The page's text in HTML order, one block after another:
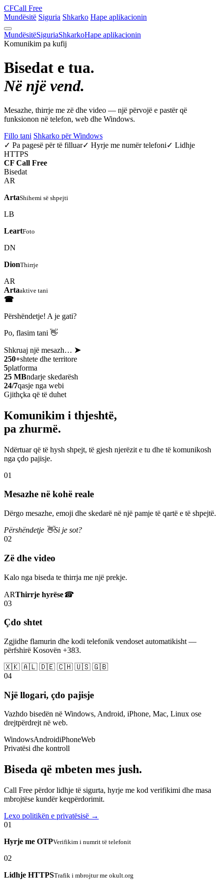
CFCall Free
Mundësitë Siguria Shkarko Hape aplikacionin
MundësitëSiguriaShkarkoHape aplikacionin
Komunikim pa kufij
Bisedat e tua.
Në një vend.
Mesazhe, thirrje me zë dhe video — një përvojë e pastër që
funksionon në telefon, web dhe Windows.
Fillo tani Shkarko për Windows
✓ Pa pagesë për të filluar✓ Hyrje me numër telefoni✓ Lidhje
HTTPS
CF Call Free
Bisedat
AR
ArtaShihemi së shpejti
LB
LeartFoto
DN
DionThirrje
AR
Artaaktive tani
☎
Përshëndetje! A je gati?
Po, flasim tani 👋
Shkruaj një mesazh… ➤
250+shtete dhe territore
5platforma
25 MBndarje skedarësh
24/7qasje nga webi
Gjithçka që të duhet
Komunikim i thjeshtë,
pa zhurmë.
Ndërtuar që të hysh shpejt, të gjesh njerëzit e tu dhe të komunikosh
nga çdo pajisje.
01
Mesazhe në kohë reale
Dërgo mesazhe, emoji dhe skedarë në një pamje të qartë e të shpejtë.
Përshëndetje 👋Si je sot?
02
Zë dhe video
Kalo nga biseda te thirrja me një prekje.
ARThirrje hyrëse☎
03
Çdo shtet
Zgjidhe flamurin dhe kodi telefonik vendoset automatikisht —
përfshirë Kosovën +383.
🇽🇰 🇦🇱 🇩🇪 🇨🇭 🇺🇸 🇬🇧
04
Një llogari, çdo pajisje
Vazhdo bisedën në Windows, Android, iPhone, Mac, Linux ose
drejtpërdrejt në web.
WindowsAndroidiPhoneWeb
Privatësi dhe kontroll
Biseda që mbeten mes jush.
Call Free përdor lidhje të sigurta, hyrje me kod verifikimi dhe masa
mbrojtëse kundër keqpërdorimit.
Lexo politikën e privatësisë →
01
Hyrje me OTPVerifikim i numrit të telefonit
02
Lidhje HTTPSTrafik i mbrojtur me okult.org